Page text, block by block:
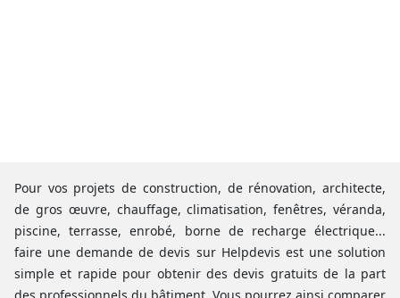
Pour vos projets de construction, de rénovation, architecte,
de gros œuvre, chauffage, climatisation, fenêtres, véranda,
piscine, terrasse, enrobé, borne de recharge électrique...
faire une demande de devis sur Helpdevis est une solution
simple et rapide pour obtenir des devis gratuits de la part
des professionnels du bâtiment. Vous pourrez ainsi comparer